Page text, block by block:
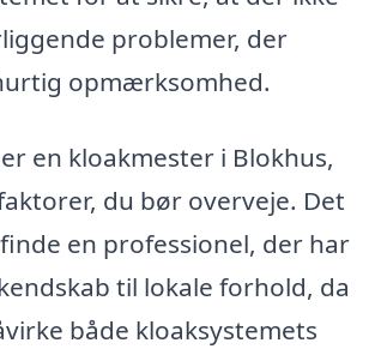
problemer, der
opmærksomhed.
en kloakmester i Blokhus,
du bør overveje. Det
en professionel, der har
til lokale forhold, da
både kloaksystemets